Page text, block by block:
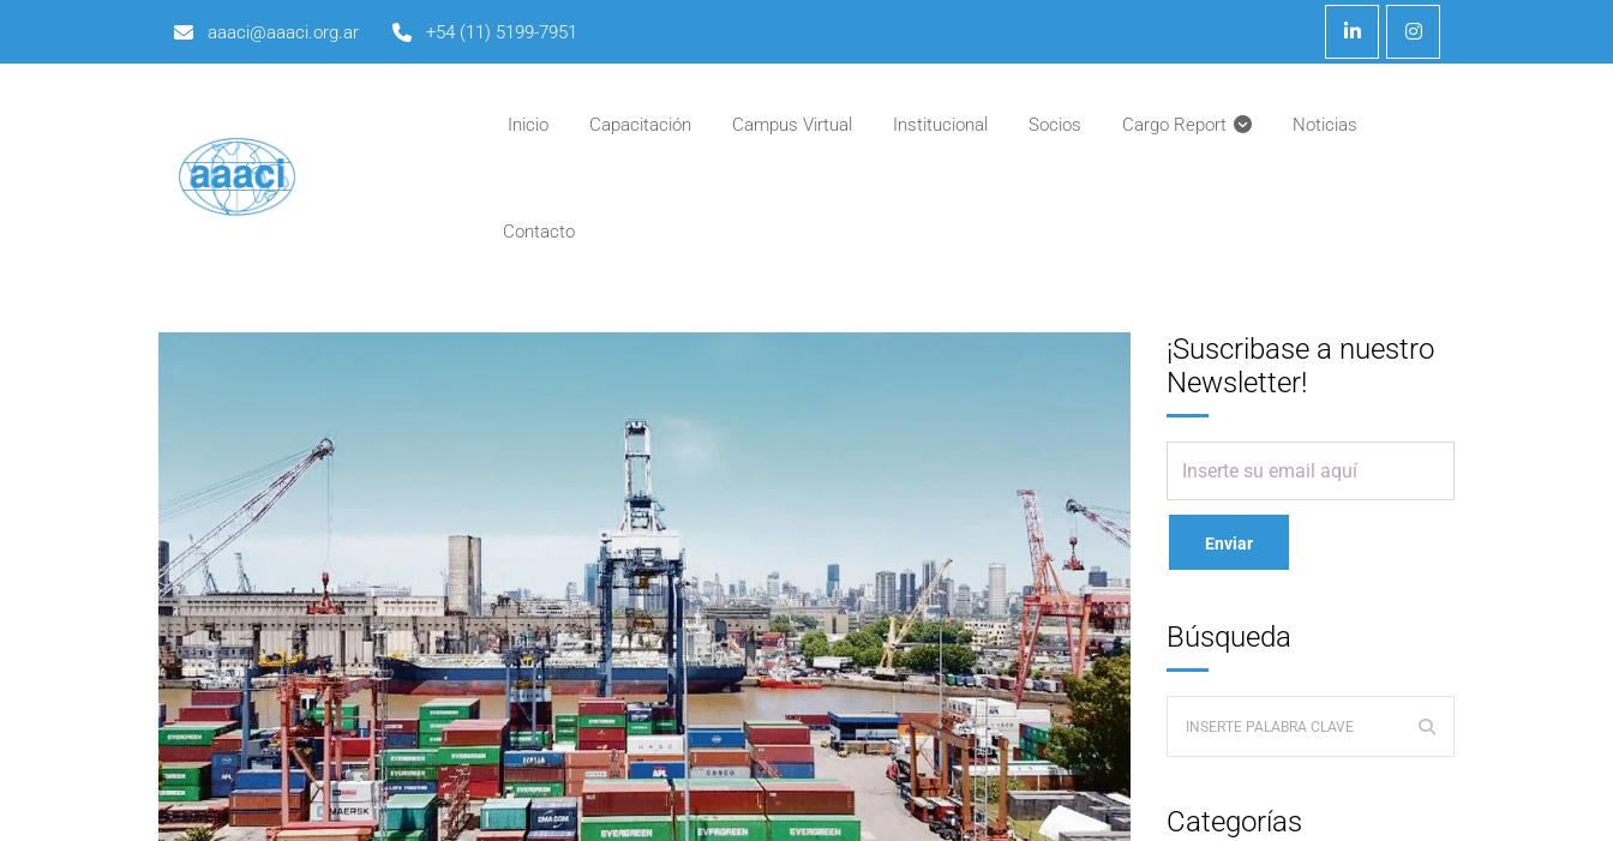
aaaci@aaaci.org.ar +54 (11) 5199-7951
Inicio Capacitación Campus Virtual Institucional Socios Cargo Report Noticias
Contacto
¡Suscribase a nuestro
Newsletter!
Búsqueda
Categorías